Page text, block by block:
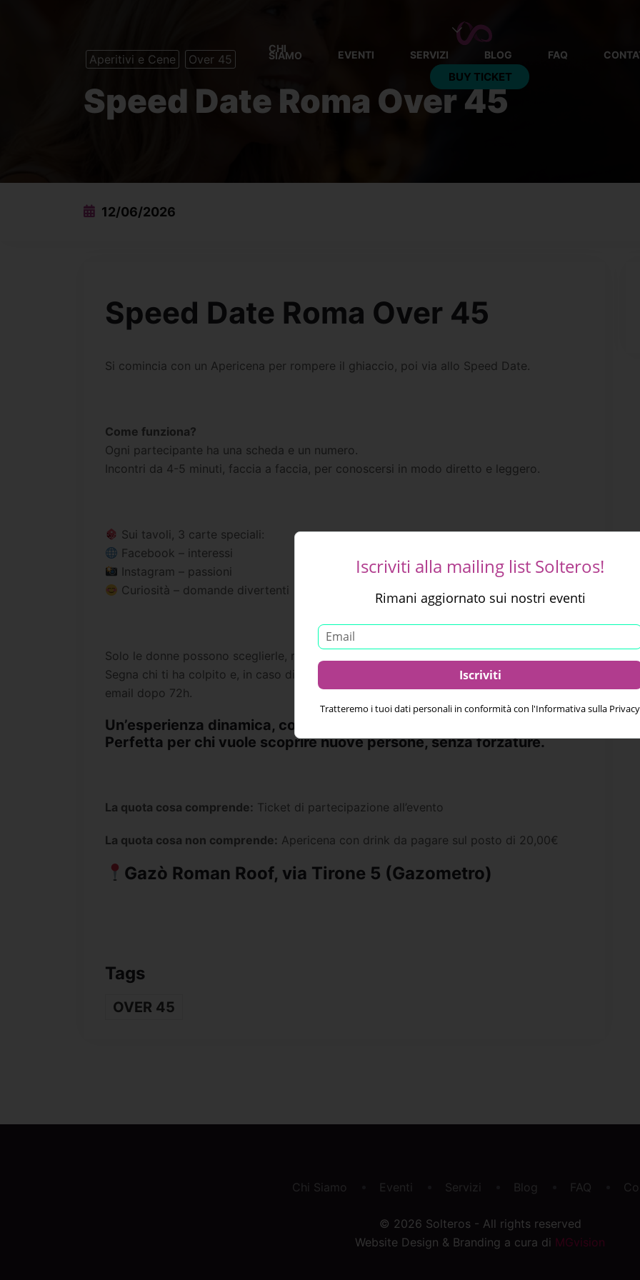
CHI
SIAMO EVENTI SERVIZI BLOG FAQ
BUY TICKET
Aperitivi e Cene Over 45
Speed Date Roma Over 45
12/06/2026
Speed Date Roma Over 45
Si comincia con un Apericena per rompere il ghiaccio, poi via allo Speed Date.
Come funziona?
Ogni partecipante ha una scheda e un numero.
Incontri da 4-5 minuti, faccia a faccia, per conoscersi in modo diretto e leggero.
Sui tavoli, 3 carte speciali:
Facebook – interessi
Instagram – passioni
Curiosità – domande divertenti
Solo le donne possono sceglierle, rendendo ogni incontro unico.
Segna chi ti ha colpito e, in caso di match reciproco, i contatti vengono condivisi via
email dopo 72h.
Un’esperienza dinamica, coinvolgente e autentica.
Perfetta per chi vuole scoprire nuove persone, senza forzature.
La quota cosa comprende: Ticket di partecipazione all’evento
La quota cosa non comprende: Apericena con drink da pagare sul posto di 20,00€
Gazò Roman Roof, via Tirone 5 (Gazometro)
Tags
OVER 45
Chi Siamo Eventi Servizi Blog FAQ
© 2026 Solteros - All rights reserved
Website Design & Branding a cura di MGvision
Iscriviti alla mailing list Solteros!
Rimani aggiornato sui nostri eventi
Tratteremo i tuoi dati personali in conformità con l'Informativa sulla Privacy